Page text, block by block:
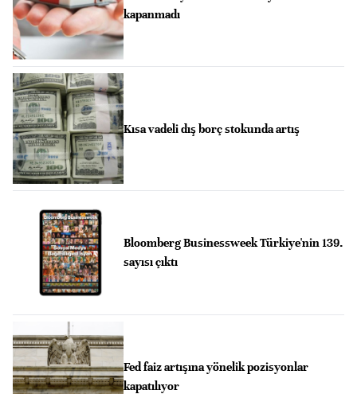
kapanmadı
Kısa vadeli dış borç stokunda artış
Bloomberg Businessweek Türkiye'nin 139.
sayısı çıktı
Fed faiz artışına yönelik pozisyonlar
kapatılıyor